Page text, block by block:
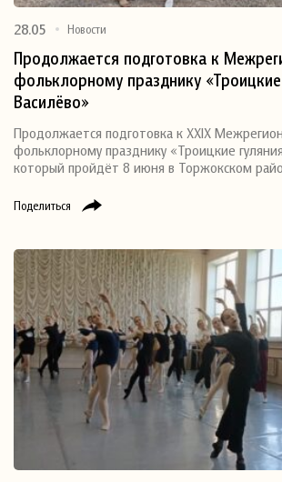
Поделиться
28.05 Новости
Продолжается подготовка к
фольклорному празднику «Троицкие
Василёво»
Продолжается подготовка к XXIX
фольклорному празднику «Троицкие
который пройдёт 8 июня в Торжокском